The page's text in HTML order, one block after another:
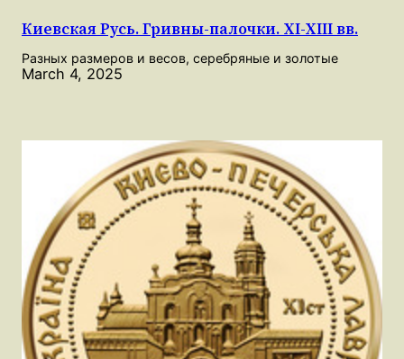
Киевская Русь. Гривны-палочки. XI-XIII вв.
Разных размеров и весов, серебряные и золотые
March 4, 2025